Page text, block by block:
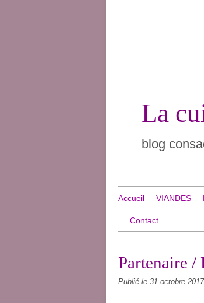
La
blog
Accueil VIANDES
Contact
Partenaire
Publié le 31 octobre 2017